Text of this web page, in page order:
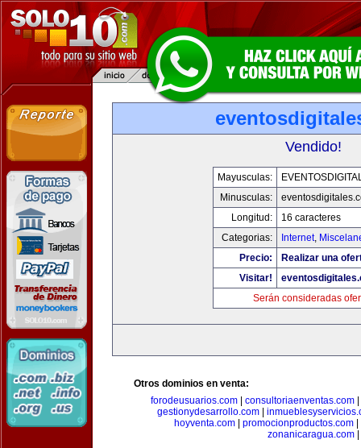
Vendido!
Mayusculas:
Minusculas:
Longitud:
16 caracteres
Categorias:
Internet,
Precio:
Realizar una
Visitar!
Serán consideradas
Otros dominios en venta:
forodeusuarios.com
consultoriaenventas.com
gestionydesarrollo.com
hoyventa.com| promocionproductos.com|
zonanicaragua.com